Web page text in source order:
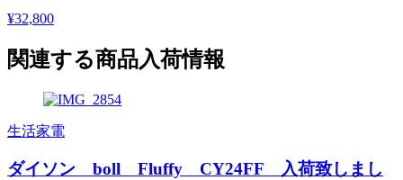
¥32,800
関連する商品入荷情報
生活家電
ダイソン boll Fluffy CY24FF 入荷致しまし